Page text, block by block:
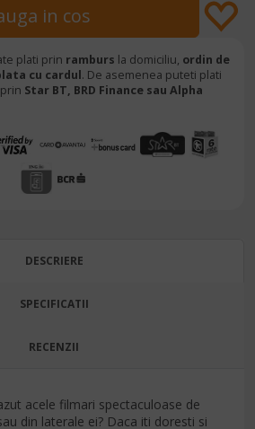
plati prin ramburs la domiciliu, ordin de
cu cardul. De asemenea puteti plati
prin Star BT, BRD Finance sau Alpha
DESCRIERE
SPECIFICATII
RECENZII
acele filmari spectaculoase de
din laterale ei? Daca iti doresti si